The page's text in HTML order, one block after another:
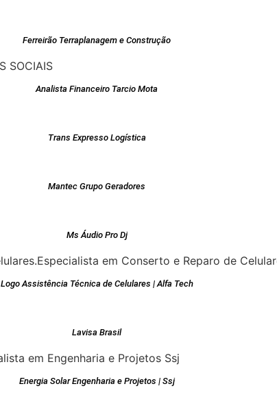
Ferreirão Terraplanagem e Construção
Analista Financeiro Tarcio Mota
Trans Expresso Logística
Mantec Grupo Geradores
Ms Áudio Pro Dj
Logo Assistência Técnica de Celulares | Alfa Tech
Lavisa Brasil
Energia Solar Engenharia e Projetos | Ssj